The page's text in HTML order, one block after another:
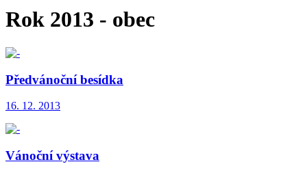
Rok 2013 - obec
Předvánoční besídka
16. 12. 2013
Vánoční výstava